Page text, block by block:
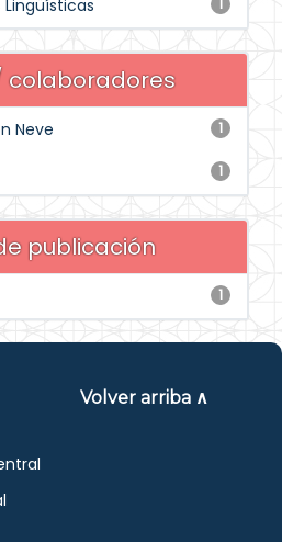
1
colaboradores
1
Neve
1
publicación
1
Volver arriba ∧